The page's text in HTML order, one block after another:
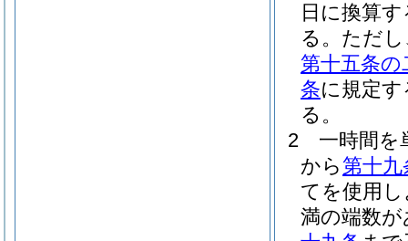
日に換算
る。 ただ
第十五条の
条に規定
る。
2
一時間を
から第十九
てを使用
満の端数